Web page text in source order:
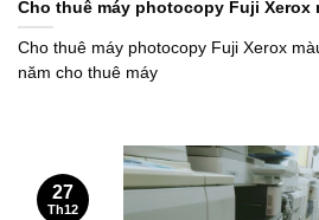
Cho thuê máy photocopy Fuji Xerox
Cho thuê máy photocopy Fuji Xerox
năm cho thuê máy
27
Th12